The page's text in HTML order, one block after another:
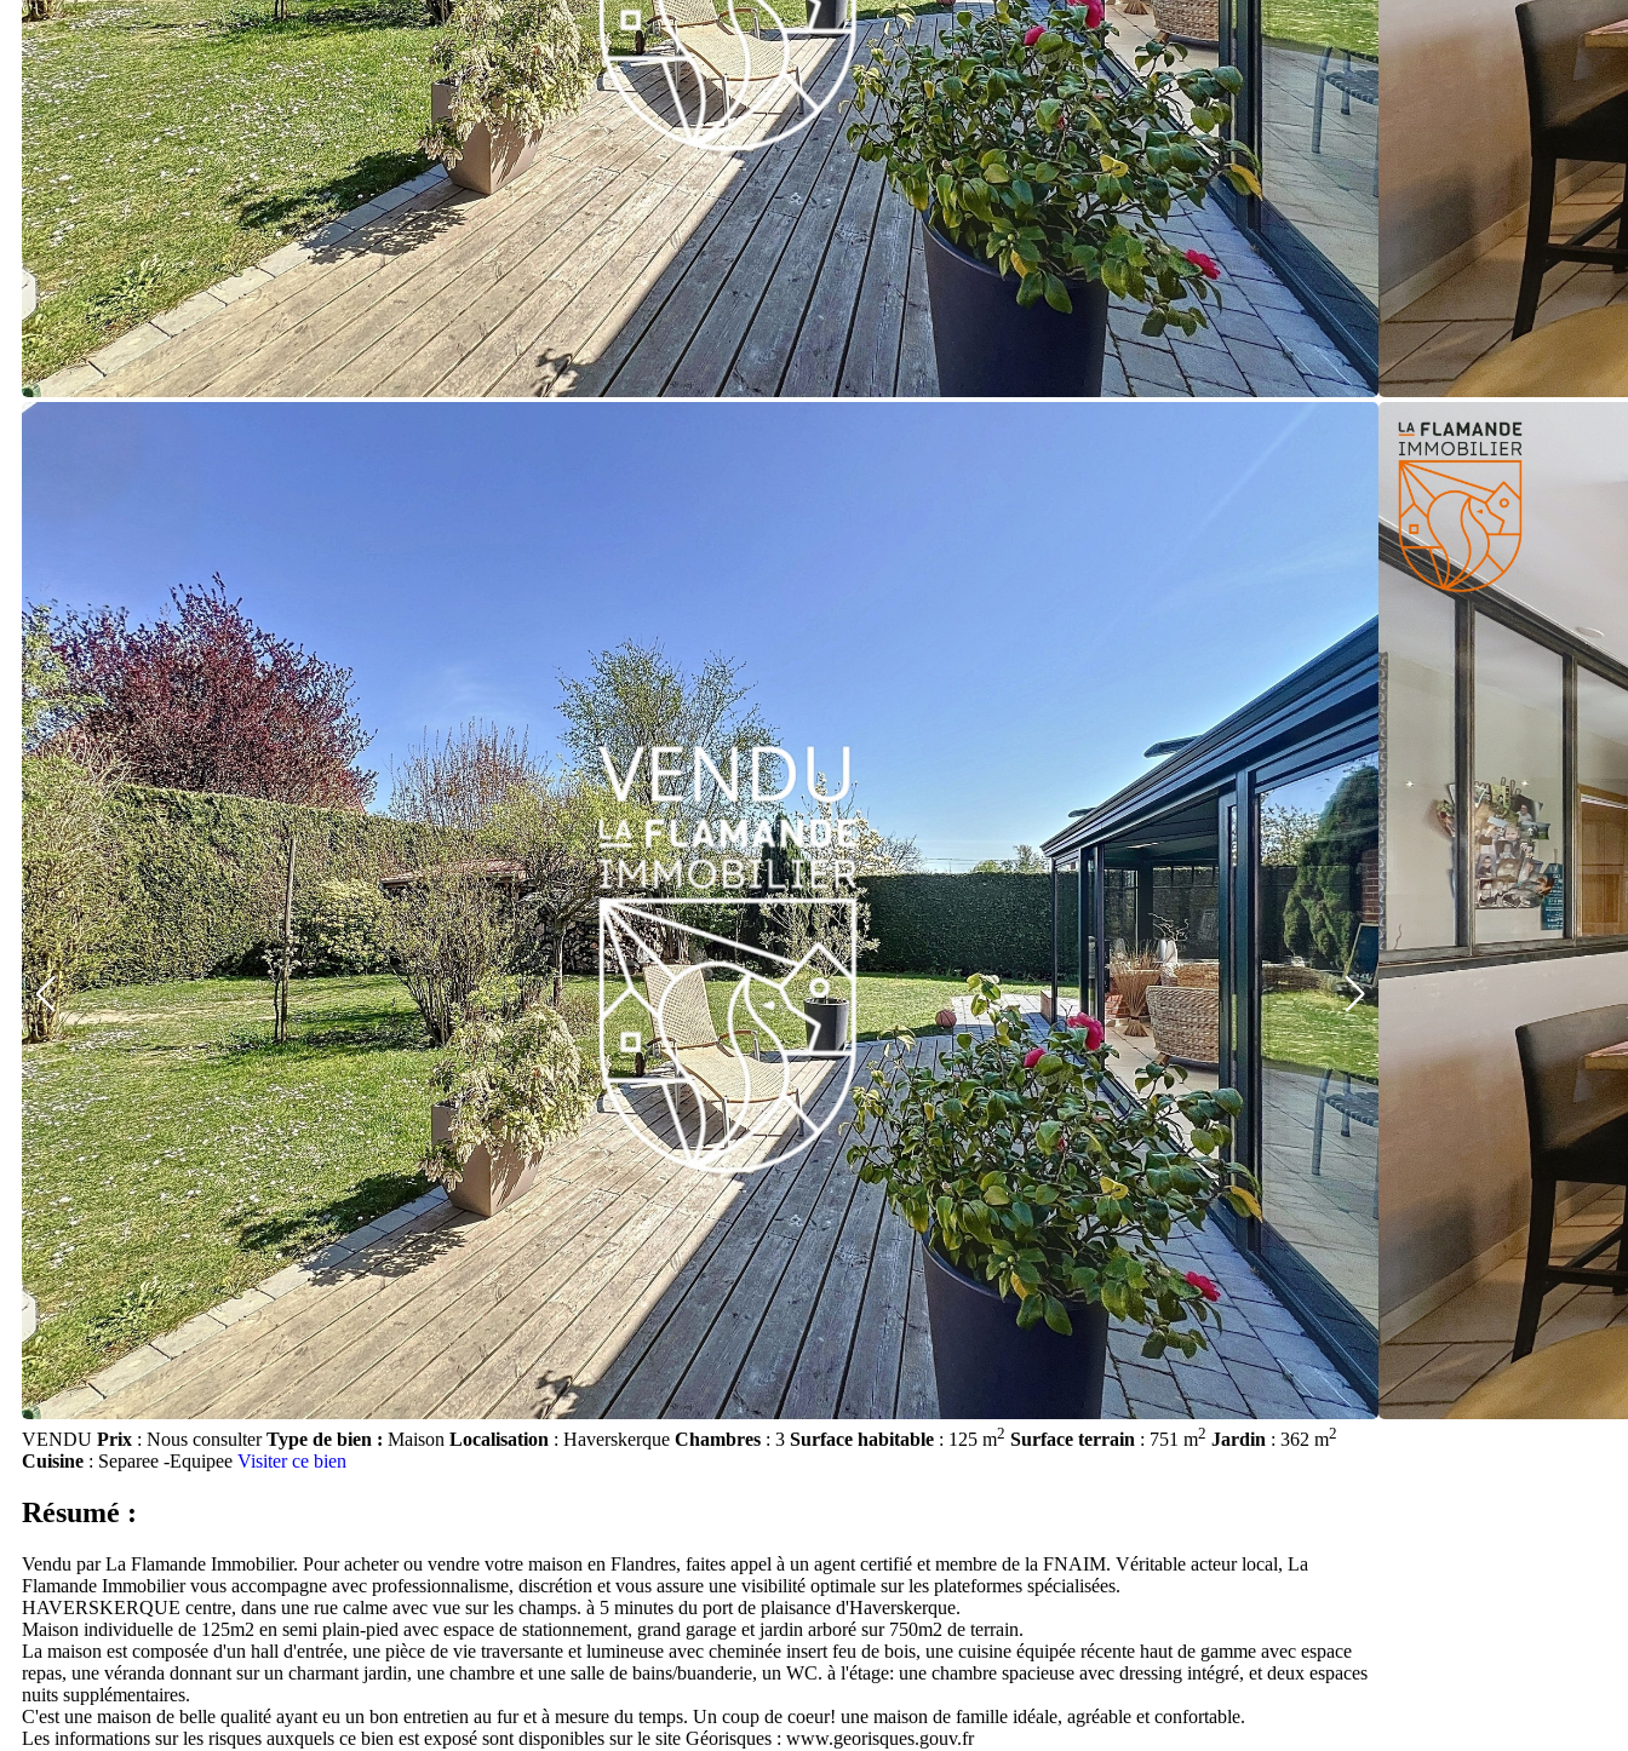
VENDU Prix : Nous consulter Type de bien : Maison Localisation : Haverskerque Chambres : 3 Surface habitable : 125 m2 Surface terrain : 751 m2 Jardin : 362 m2
Cuisine : Separee -Equipee Visiter ce bien
Résumé :
Vendu par La Flamande Immobilier. Pour acheter ou vendre votre maison en Flandres, faites appel à un agent certifié et membre de la FNAIM. Véritable acteur local, La
Flamande Immobilier vous accompagne avec professionnalisme, discrétion et vous assure une visibilité optimale sur les plateformes spécialisées.
HAVERSKERQUE centre, dans une rue calme avec vue sur les champs. à 5 minutes du port de plaisance d'Haverskerque.
Maison individuelle de 125m2 en semi plain-pied avec espace de stationnement, grand garage et jardin arboré sur 750m2 de terrain.
La maison est composée d'un hall d'entrée, une pièce de vie traversante et lumineuse avec cheminée insert feu de bois, une cuisine équipée récente haut de gamme avec espace
repas, une véranda donnant sur un charmant jardin, une chambre et une salle de bains/buanderie, un WC. à l'étage: une chambre spacieuse avec dressing intégré, et deux espaces
nuits supplémentaires.
C'est une maison de belle qualité ayant eu un bon entretien au fur et à mesure du temps. Un coup de coeur! une maison de famille idéale, agréable et confortable.
Les informations sur les risques auxquels ce bien est exposé sont disponibles sur le site Géorisques : www.georisques.gouv.fr